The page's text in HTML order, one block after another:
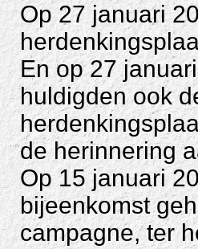
Op 27 januari
En op 27
huldigden ook
de herinnering
Op 15 januari
bijeenkomst
campagne, ter